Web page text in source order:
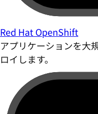
Red Hat OpenShift
アプリケーションを大
ロイします。